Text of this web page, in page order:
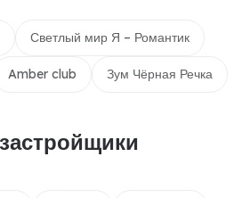
Светлый мир Я – Романтик
Amber club Зум Чёрная Речка